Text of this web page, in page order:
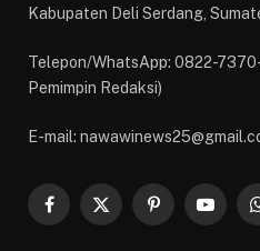
Kabupaten Deli Serdang,
Telepon/WhatsApp: 0822-
Pemimpin Redaksi)
E-mail:
Facebook
X
Pinterest